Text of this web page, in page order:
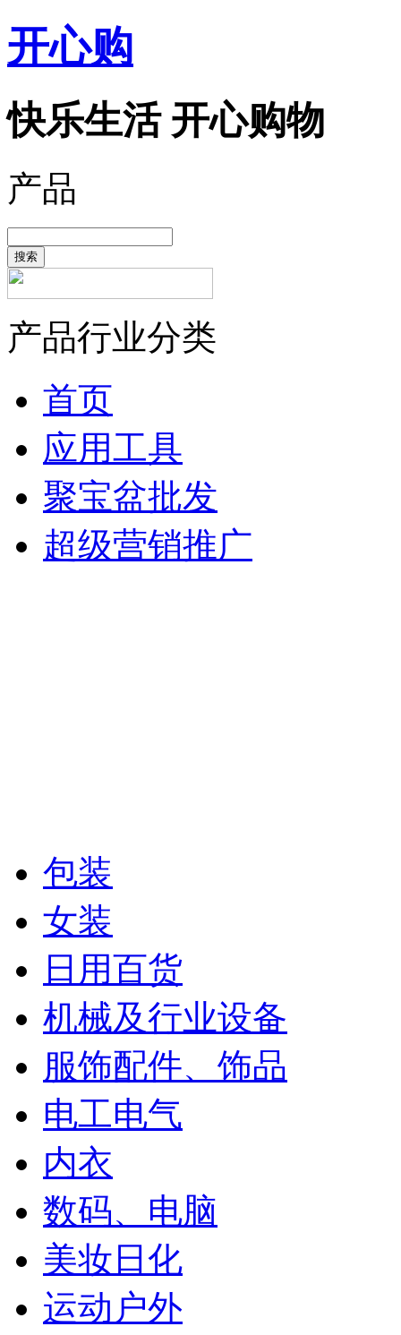
开心购
快乐生活 开心购物
产品
搜索
产品行业分类
首页
应用工具
聚宝盆批发
超级营销推广
包装
女装
日用百货
机械及行业设备
服饰配件、饰品
电工电气
内衣
数码、电脑
美妆日化
运动户外